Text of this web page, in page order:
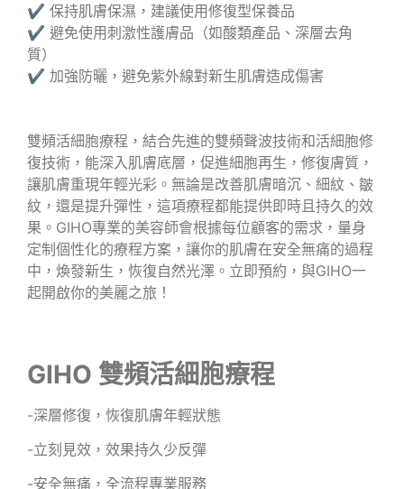
✔ 保持肌膚保濕，建議使用修復型保養品
✔ 避免使用刺激性護膚品（如酸類產品、深層去角
質）
✔ 加強防曬，避免紫外線對新生肌膚造成傷害
雙頻活細胞療程，結合先進的雙頻聲波技術和活細胞修
復技術，能深入肌膚底層，促進細胞再生，修復膚質，
讓肌膚重現年輕光彩。無論是改善肌膚暗沉、細紋、皺
紋，還是提升彈性，這項療程都能提供即時且持久的效
果。GIHO專業的美容師會根據每位顧客的需求，量身
定制個性化的療程方案，讓你的肌膚在安全無痛的過程
中，煥發新生，恢復自然光澤。立即預約，與GIHO一
起開啟你的美麗之旅！
GIHO 雙頻活細胞療程
-深層修復，恢復肌膚年輕狀態
-立刻見效，效果持久少反彈
-安全無痛，全流程專業服務